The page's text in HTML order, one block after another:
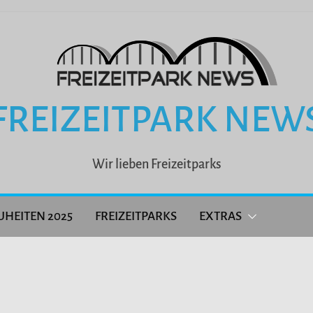
Wir lieben Freizeitparks
2025 FREIZEITPARKS EXTRAS